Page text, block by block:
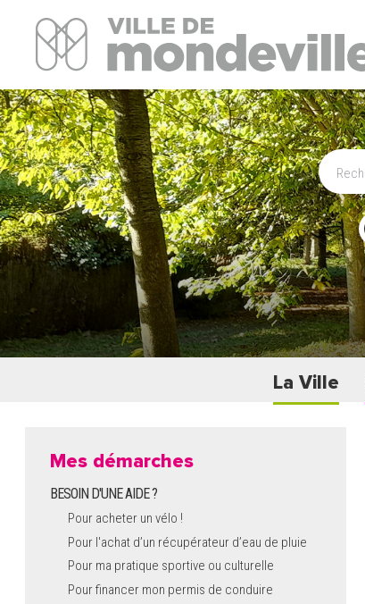
Site Officiel de la ville de Mondeville
La Ville
Mes démarches
BESOIN D'UNE AIDE ?
Pour acheter un vélo !
Pour l'achat d’un récupérateur d’eau de pluie
Pour ma pratique sportive ou culturelle
Pour financer mon permis de conduire